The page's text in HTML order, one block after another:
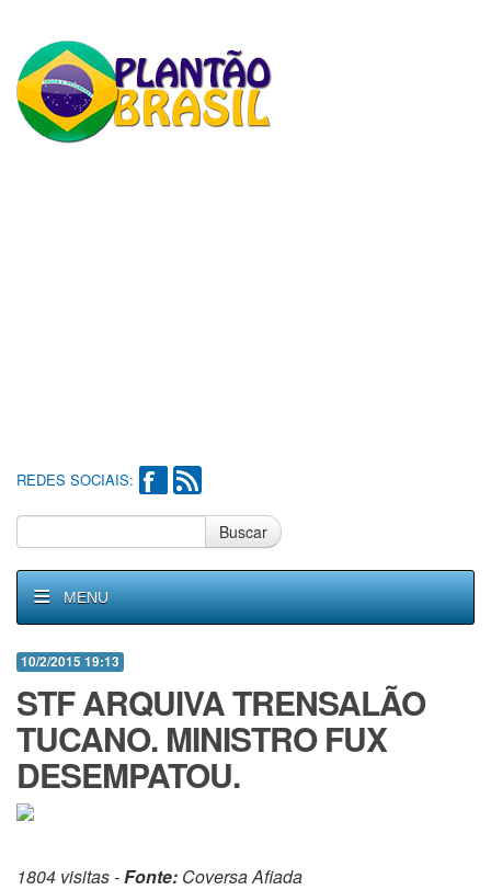
REDES SOCIAIS:
Buscar
MENU
10/2/2015 19:13
STF ARQUIVA TRENSALÃO
TUCANO. MINISTRO FUX
DESEMPATOU.
1804 visitas -Fonte: Coversa Afiada